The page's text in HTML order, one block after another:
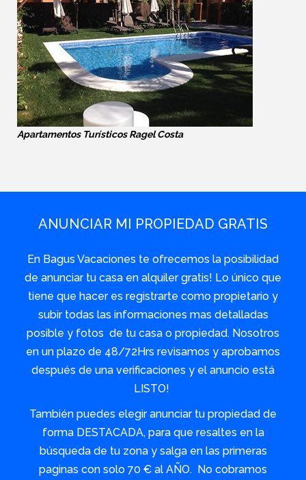
Apartamentos Turísticos Ragel Costa
ANUNCIAR MI PROPIEDAD GRATIS
En Bagus Vacaciones te ofrecemos la posibilidad
de anunciar tu casa en alquiler gratis! Lo único que
tiene que hacer es registrarte como propietario y
subir todas las informaciones mas detalladas
posible y fotos de tu casa o propiedad. Nosotros
en un plazo de 48/72Hrs revisamos y aprobamos
después de una verificaciones y el anuncio está
LISTO!
También puedes elegir anunciar tu propiedad de
forma DESTACADA, para que resaltes en la
búsqueda de tu zona y salga en las primeras
paginas con solo 70 € al AÑO. No cobramos